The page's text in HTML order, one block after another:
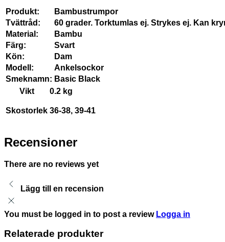
Produkt:
Bambustrumpor
Tvättråd:
60 grader. Torktumlas ej. Strykes ej. Kan
Material:
Bambu
Färg:
Svart
Kön:
Dam
Modell:
Ankelsockor
Smeknamn: Basic Black
Vikt
0.2 kg
Skostorlek 36-38, 39-41
Recensioner
There are no reviews yet
Lägg till en recension
You must be logged in to post a review Logga in
Relaterade produkter